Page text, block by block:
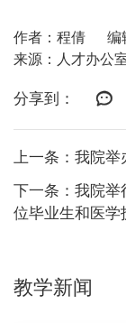
作者：程倩
编
来源：人才办公
分享到：
上一条：我院举
下一条：我院举
位毕业生和医学
教学新闻